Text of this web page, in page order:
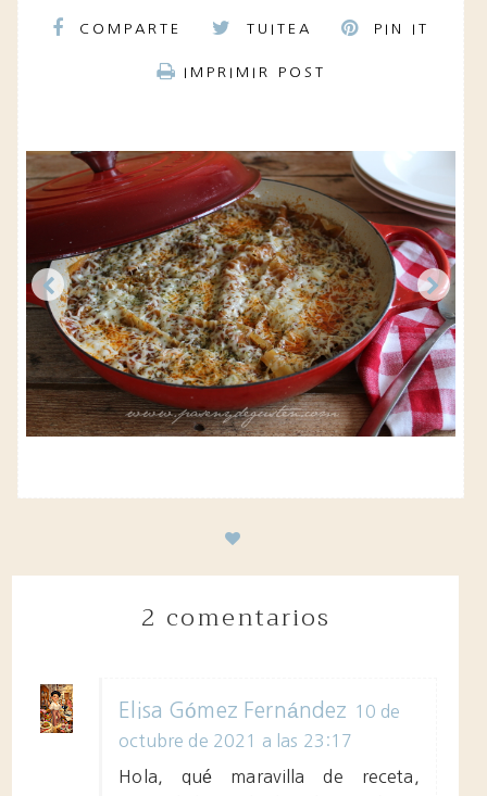
COMPARTE TUITEA PIN IT
IMPRIMIR POST
2 comentarios
Elisa Gómez Fernández
10 de
octubre de 2021 a las 23:17
Hola, qué maravilla de receta,